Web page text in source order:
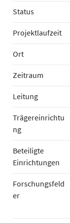
Status
Projektlaufzeit
Ort
Zeitraum
Leitung
Trägereinrichtu
ng
Beteiligte
Einrichtungen
Forschungsfeld
er